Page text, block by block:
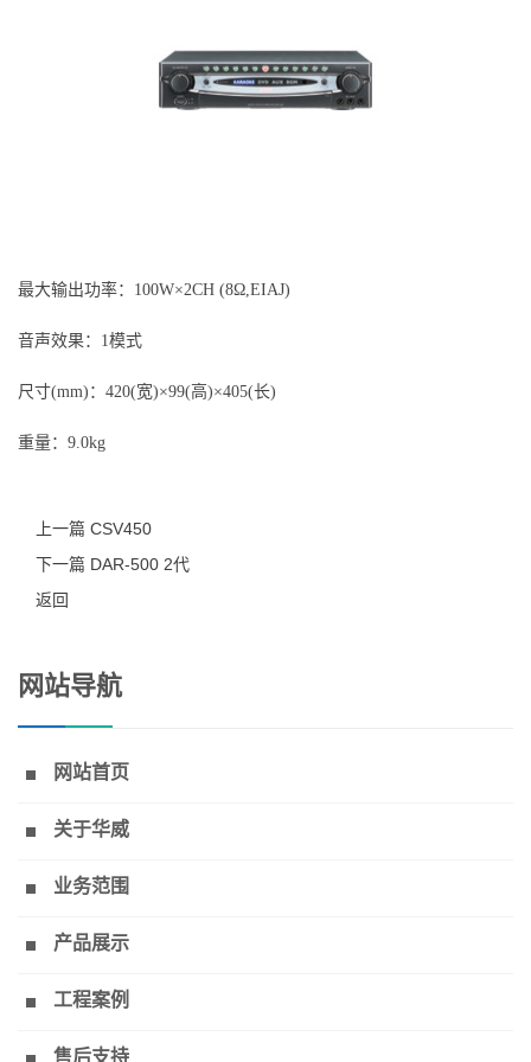
最大输出功率：100W×2CH (8Ω,EIAJ)
音声效果：1模式
尺寸(mm)：420(宽)×99(高)×405(长)
重量：9.0kg
上一篇 CSV450
下一篇 DAR-500 2代
返回
网站导航
网站首页
关于华威
业务范围
产品展示
工程案例
售后支持